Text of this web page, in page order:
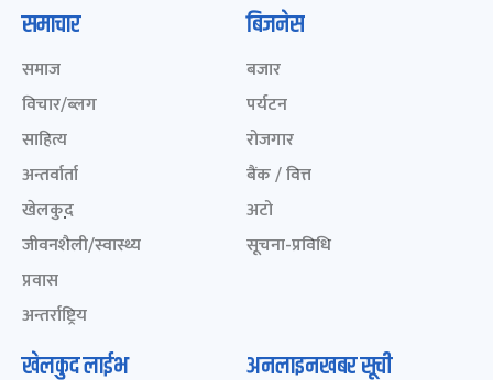
समाचार
समाज
विचार/ब्लग
साहित्य
अन्तर्वार्ता
खेलकुद़़
जीवनशैली/स्वास्थ्य
प्रवास
अन्तर्राष्ट्रिय
बिजनेस
बजार
पर्यटन
रोजगार
बैंक / वित्त
अटो
सूचना-प्रविधि
खेलकुद लाईभ अनलाइनखबर सूची